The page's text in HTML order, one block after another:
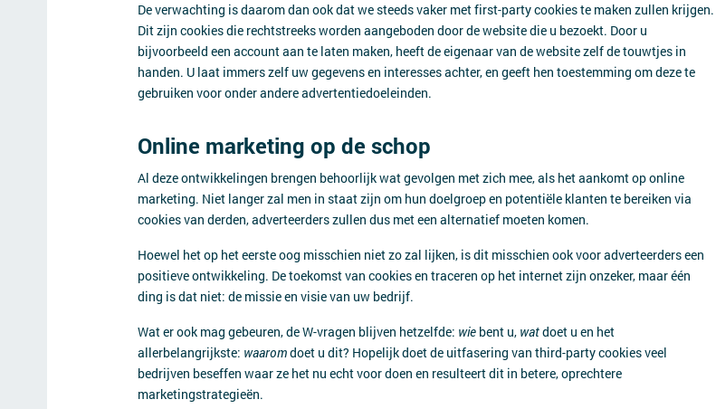
De verwachting is daarom dan ook dat we steeds vaker met first-party cookies te maken zullen krijgen.
Dit zijn cookies die rechtstreeks worden aangeboden door de website die u bezoekt. Door u
bijvoorbeeld een account aan te laten maken, heeft de eigenaar van de website zelf de touwtjes in
handen. U laat immers zelf uw gegevens en interesses achter, en geeft hen toestemming om deze te
gebruiken voor onder andere advertentiedoeleinden.
Online marketing op de schop
Al deze ontwikkelingen brengen behoorlijk wat gevolgen met zich mee, als het aankomt op online
marketing. Niet langer zal men in staat zijn om hun doelgroep en potentiële klanten te bereiken via
cookies van derden, adverteerders zullen dus met een alternatief moeten komen.
Hoewel het op het eerste oog misschien niet zo zal lijken, is dit misschien ook voor adverteerders een
positieve ontwikkeling. De toekomst van cookies en traceren op het internet zijn onzeker, maar één
ding is dat niet: de missie en visie van uw bedrijf.
Wat er ook mag gebeuren, de W-vragen blijven hetzelfde: wie bent u, watdoet u en het
allerbelangrijkste: waaromdoet u dit? Hopelijk doet de uitfasering van third-party cookies veel
bedrijven beseffen waar ze het nu echt voor doen en resulteert dit in betere, oprechtere
marketingstrategieën.